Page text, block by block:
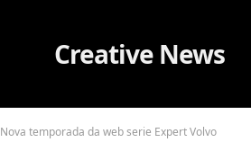
Nova temporada da web serie Expert Volvo